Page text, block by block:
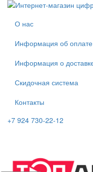
О нас
Информация об оплате
Информация о
Скидочная система
Контакты
+7 924 730-22-12